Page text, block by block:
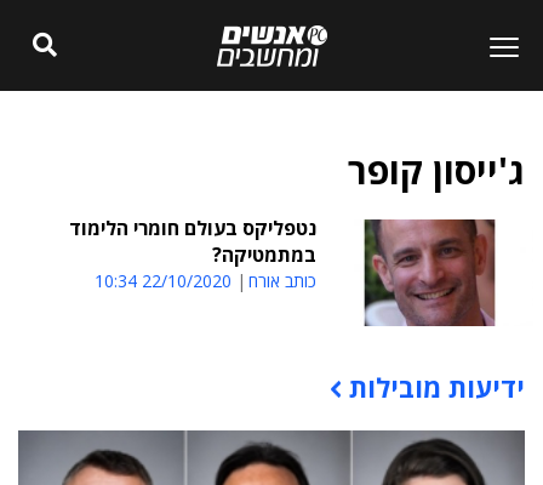
ג'ייסון קופר
נטפליקס בעולם חומרי הלימוד
במתמטיקה?
כותב אורח 22/10/2020 10:34
תוכן פרסומי
ידיעות מובילות